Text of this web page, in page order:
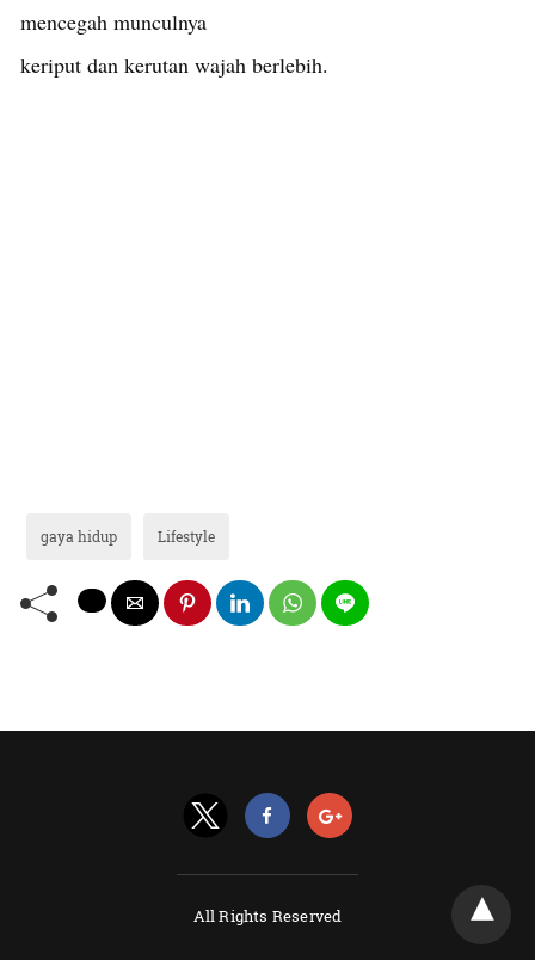
mencegah munculnya
keriput dan kerutan wajah berlebih.
gaya hidup Lifestyle
All Rights Reserved